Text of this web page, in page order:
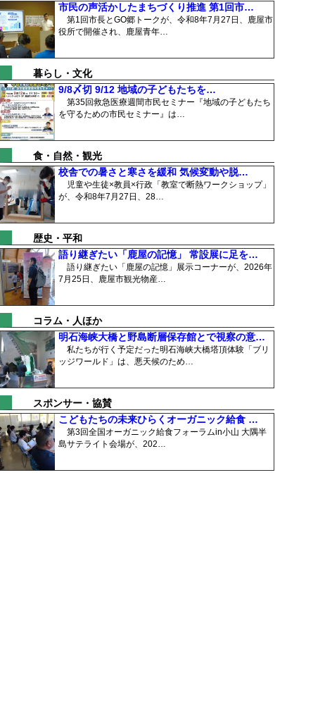
市民の声活かしたまちづくり推進 第1回市…
第1回市長とGO郷トークが、令和8年7月27日、鹿屋市
役所で開催され、鹿屋青年…
暮らし・文化
9/8〆切 9/12 地域の子どもたちを…
第35回救急医療週間市民セミナー『地域の子どもたち
を守るための市民セミナー』は…
食・自然・観光
校舎での暑さと寒さを緩和 気候変動や脱…
児童や生徒×教員×行政「教室で断熱ワークショップ」
が、令和8年7月27日、28…
歴史・平和
語り継ぎたい「鹿屋の記憶」 常設展に足を…
語り継ぎたい「鹿屋の記憶」展示コーナーが、2026年
7月25日、鹿屋市観光物産…
コラム・人ほか
明石海峡大橋と野島断層保存館とで視察の意…
私たちが行く予定だった明石海峡大橋塔頂体験「ブリ
ッジワールド」は、悪天候のため…
スポンサー・協賛
こどもたちの未来ひらくオーガニック給食 …
第3回全国オーガニック給食フォーラムin小山 大隅半
島サテライト会場が、202…